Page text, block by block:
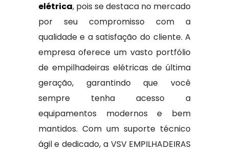
elétrica, pois se destaca no mercado
por seu compromisso com a
qualidade e a satisfação do cliente. A
empresa oferece um vasto portfólio
de empilhadeiras elétricas de última
geração, garantindo que você
sempre tenha acesso a
equipamentos modernos e bem
mantidos. Com um suporte técnico
ágil e dedicado, a VSV EMPILHADEIRAS